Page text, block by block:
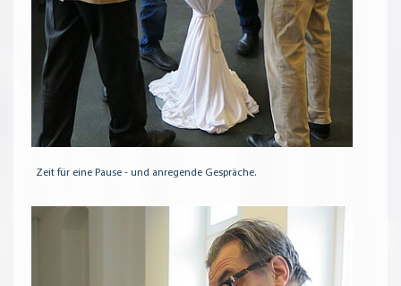
Zeit für eine Pause - und anregende Gespräche.